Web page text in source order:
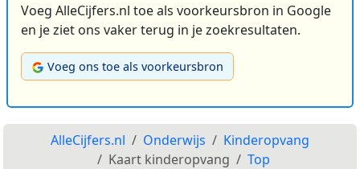
Voeg AlleCijfers.nl toe als voorkeursbron in Google
en je ziet ons vaker terug in je zoekresultaten.
Voeg ons toe als voorkeursbron
AlleCijfers.nl Onderwijs
Kinderopvang
Kaart kinderopvang
Top